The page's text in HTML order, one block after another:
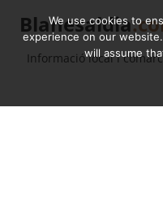
Blanesaldia
Informació local i
We use cookies to
experience on our
will assume